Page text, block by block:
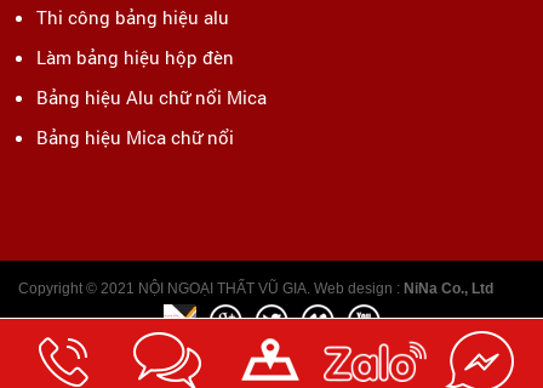
Thi công bảng hiệu alu
Làm bảng hiệu hộp đèn
Bảng hiệu Alu chữ nổi Mica
Bảng hiệu Mica chữ nổi
Copyright © 2021 NỘI NGOẠI THẤT VŨ GIA. Web design : NiNa Co., Ltd